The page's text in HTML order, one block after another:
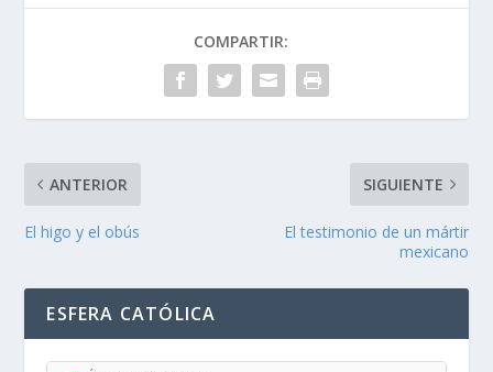
COMPARTIR:
ANTERIOR
El higo y el obús
SIGUIENTE
El testimonio de un mártir
mexicano
ESFERA CATÓLICA